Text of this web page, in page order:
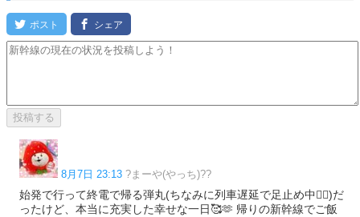
8月7日 23:13 ?まーや(やっち)??
始発で行って終電で帰る弾丸(ちなみに列車遅延で足止め中😵‍💫)だ
ったけど、本当に充実した幸せな一日🥰🫶 帰りの新幹線でご飯